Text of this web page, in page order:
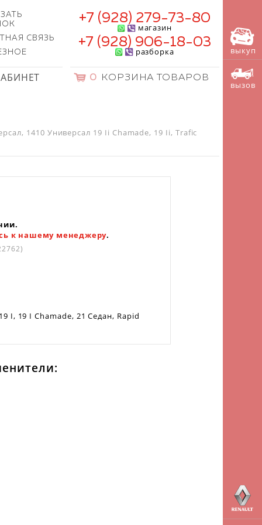
СВЯЗЬ
+7 (928) 279-73-80
магазин
+7 (928) 906-18-03
разборка
0 КОРЗИНА ТОВАРОВ
1410 Универсал 19 Ii Chamade, 19 Ii, Trafic
к нашему менеджеру.
I, 19 I Chamade, 21 Седан, Rapid
выкуп
вызов